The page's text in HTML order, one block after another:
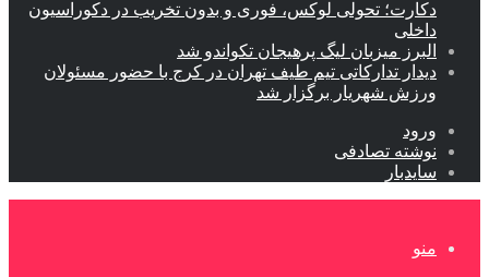
دکارت؛ تحولی لوکس، فوری و بدون تخریب در دکوراسیون
داخلی
البرز میزبان لیگ پرهیجان تکواندو شد
دیدار تدارکاتی تیم طیف تهران در کرج با حضور مسئولان
ورزش شهریار برگزار شد
ورود
نوشته تصادفی
سایدبار
منو